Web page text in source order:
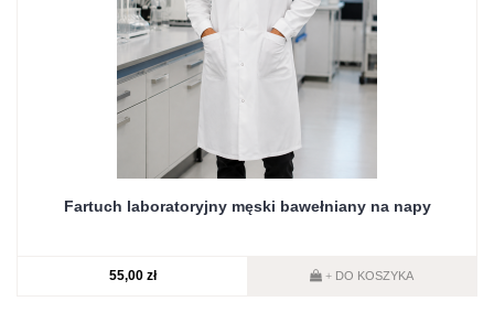
Fartuch laboratoryjny męski bawełniany na napy
55,00 zł + DO KOSZYKA